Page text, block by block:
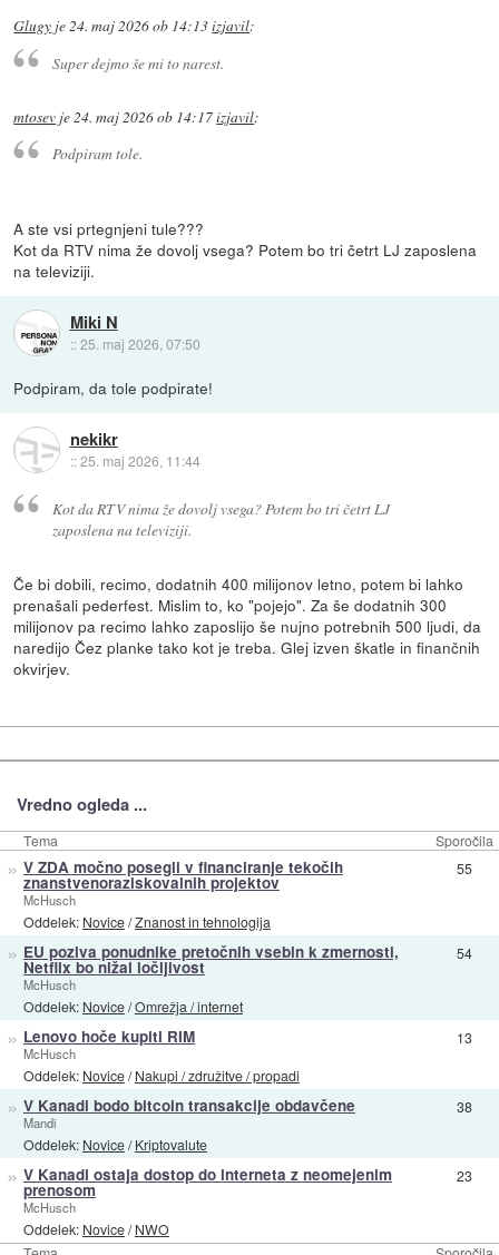
Glugy je24. maj 2026 ob 14:13izjavil:
Super dejmo še mi to narest.
mtosev je24. maj 2026 ob 14:17izjavil:
Podpiram tole.
A ste vsi prtegnjeni tule???
Kot da RTV nima že dovolj vsega? Potem bo tri četrt LJ zaposlena
na televiziji.
Miki N
::25. maj 2026, 07:50
Podpiram, da tole podpirate!
nekikr
::25. maj 2026, 11:44
Kot da RTV nima že dovolj vsega? Potem bo tri četrt LJ
zaposlena na televiziji.
Če bi dobili, recimo, dodatnih 400 milijonov letno, potem bi lahko
prenašali pederfest. Mislim to, ko "pojejo". Za še dodatnih 300
milijonov pa recimo lahko zaposlijo še nujno potrebnih 500 ljudi, da
naredijo Čez planke tako kot je treba. Glej izven škatle in finančnih
okvirjev.
Vredno ogleda ...
Tema Sporočila
» V ZDA močno posegli v financiranje tekočih
znanstvenoraziskovalnih projektov
McHusch
Oddelek: Novice/Znanost in tehnologija
55
» EU poziva ponudnike pretočnih vsebin k zmernosti,
Netflix bo nižal ločljivost
McHusch
Oddelek: Novice/Omrežja / internet
54
» Lenovo hoče kupiti RIM
McHusch
Oddelek: Novice/Nakupi / združitve / propadi
13
» V Kanadi bodo bitcoin transakcije obdavčene
Mandi
Oddelek: Novice/Kriptovalute
38
» V Kanadi ostaja dostop do interneta z neomejenim
prenosom
McHusch
Oddelek: Novice/NWO
23